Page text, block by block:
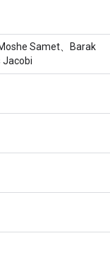
Samet、Barak
Jacobi